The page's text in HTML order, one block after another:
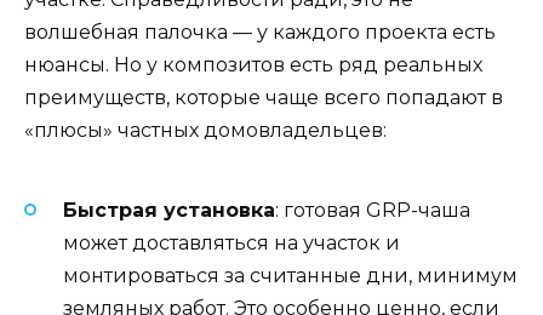
волшебная палочка — у каждого проекта есть
нюансы. Но у композитов есть ряд реальных
преимуществ, которые чаще всего попадают в
«плюсы» частных домовладельцев:
Быстрая установка: готовая GRP-чаша
может доставляться на участок и
монтироваться за считанные дни, минимум
земляных работ. Это особенно ценно, если